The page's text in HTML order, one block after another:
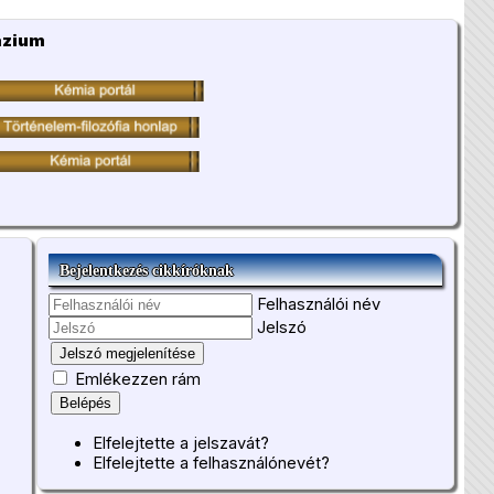
Bejelentkezés cikkíróknak
Felhasználói név
Jelszó
Jelszó megjelenítése
Emlékezzen rám
Belépés
Elfelejtette a jelszavát?
Elfelejtette a felhasználónevét?